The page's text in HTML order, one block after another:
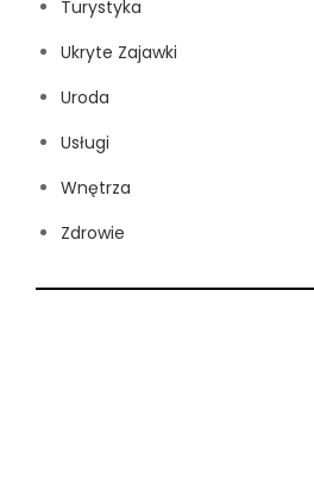
Turystyka
Ukryte Zajawki
Uroda
Usługi
Wnętrza
Zdrowie